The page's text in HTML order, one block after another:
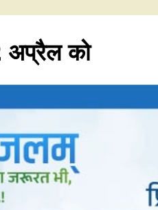
अप्रैल को